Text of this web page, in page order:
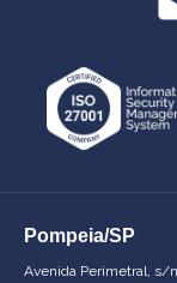
Pompeia/SP
Avenida Perimetral, s/